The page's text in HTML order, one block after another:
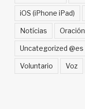
iOS (iPhone iPad)
Notícias Oración
Uncategorized @es
Voluntario Voz